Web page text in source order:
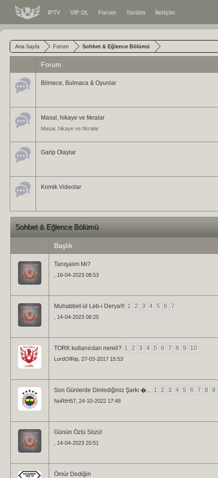
IPTV VIP OL Forum Yardım İletişim
Ana Sayfa Forum Sohbet & Eğlence Bölümü
Forum
Bilmece, Bulmaca & Oyunlar
Masal, hikaye ve fıkralar
Masal, hikaye ve fıkralar
Garip Olaylar
Komik Videolar
Sohbet & Eğlence Bölümü
Başlık
Tanışalım Mı?
, 16-04-2023 08:53
Muhabbet-ül Leb-i Derya!!! 1 2 3 4 5 6 7
, 14-04-2023 08:25
TORK kullanıcıları nereli? 1 2 3 4 5 6 7 8 9 10
LordOfRip , 27-03-2017 15:53
Son Günlerde Dinlediğiniz Şarkı �... 1 2 3 4 5 6 7 8 9
NoRtH57 , 24-10-2022 17:48
Günün Özlü Sözü!
, 14-04-2023 20:51
Ömür Dediğin